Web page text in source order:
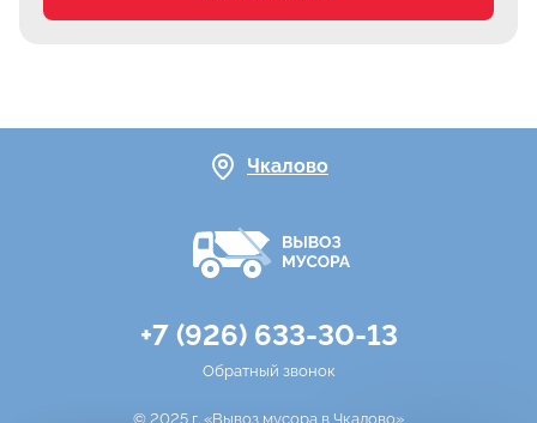
Чкалово
+7 (926) 633-30-13
Обратный звонок
© 2025 г. «Вывоз мусора в Чкалово»